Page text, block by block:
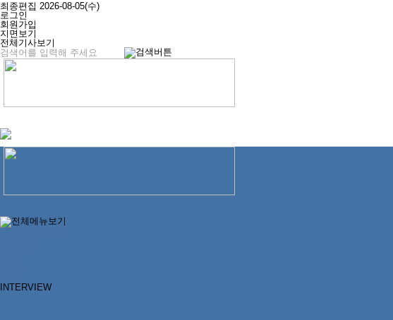
최종편집 2026-08-05(수)
로그인
회원가입
지면보기
전체기사보기
INTERVIEW